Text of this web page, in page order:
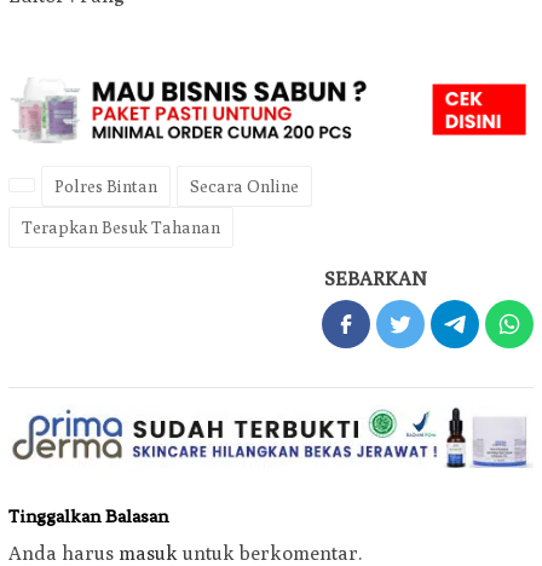
Polres Bintan Secara Online
Terapkan Besuk Tahanan
SEBARKAN
Tinggalkan Balasan
Anda harus masuk untuk berkomentar.